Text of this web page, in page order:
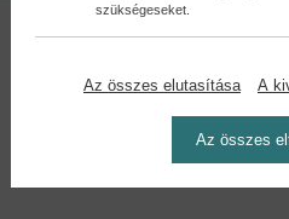
Kedvenc
szükségeseket.
Az összes elutasítása A
Az összes